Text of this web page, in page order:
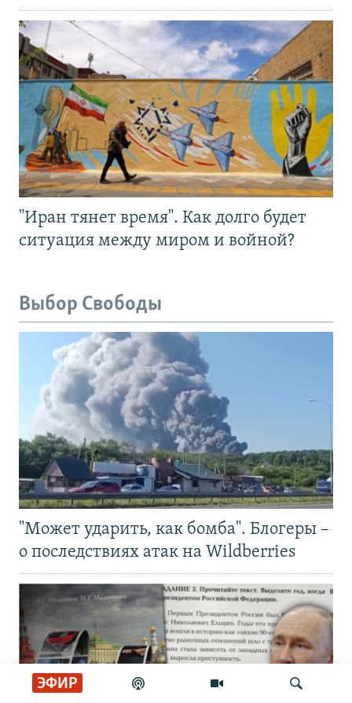
ЭФИР
"Иран тянет время". Как долго будет
ситуация между миром и войной?
Выбор Свободы
"Может ударить, как бомба". Блогеры –
о последствиях атак на Wildberries